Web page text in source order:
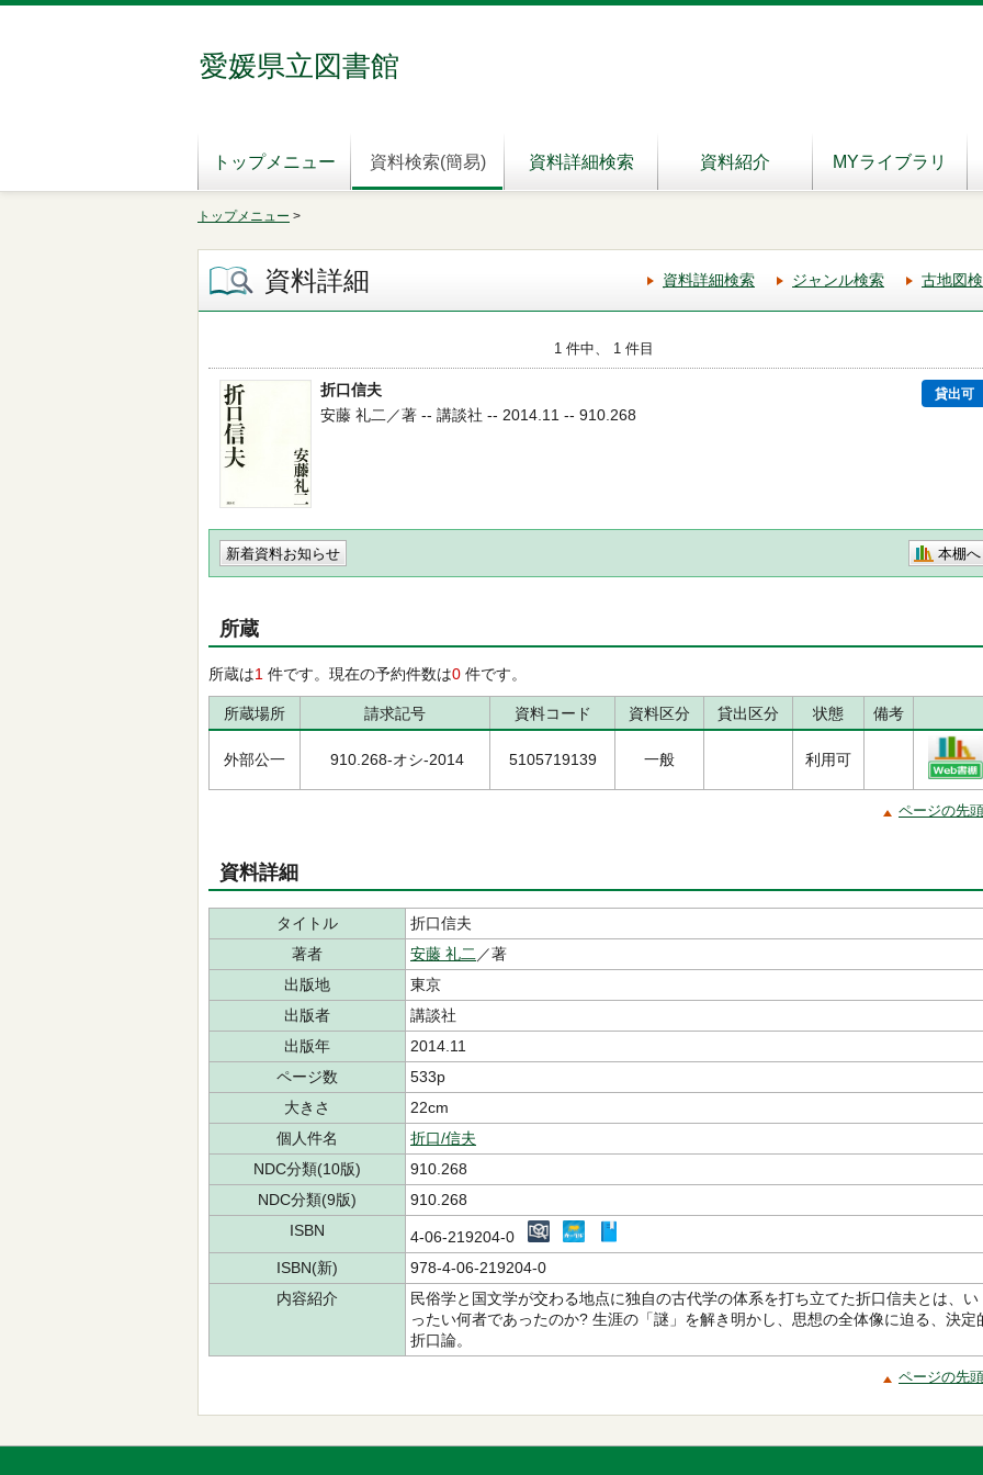
愛媛県立図書館
トップメニュー 資料検索(簡易) 資料詳細検索 資料紹介 MYライブラリ
トップメニュー >
資料詳細 資料詳細検索 ジャンル検索 古地図
1 件中、 1 件目
折口信夫 貸出可
安藤 礼二／著 -- 講談社 -- 2014.11 -- 910.268
新着資料お知らせ 本棚へ
所蔵
所蔵は1 件です。現在の予約件数は0 件です。
所蔵場所 請求記号 資料コード 資料区分 貸出区分 状態 備考
外部公一 910.268-オシ-2014 5105719139 一般 利用可
ページの先
資料詳細
タイトル
折口信夫
著者
安藤 礼二 ／著
出版地
東京
出版者
講談社
出版年
2014.11
ページ数
533p
大きさ
22cm
個人件名
折口/信夫
NDC分類(10版)
910.268
NDC分類(9版)
910.268
ISBN
4-06-219204-0
ISBN(新)
978-4-06-219204-0
内容紹介
民俗学と国文学が交わる地点に独自の古代学の体系を打ち立てた折口信夫とは、い
ったい何者であったのか? 生涯の「謎」を解き明かし、思想の全体像に迫る、決定
折口論。
ページの先